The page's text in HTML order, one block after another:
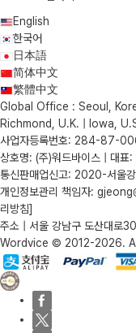
English
한국어
日本語
简体中文
繁體中文
Global Office : Seoul,
Richmond, U.K. | Iowa,
사업자등록번호: 284-87-
상호명: (주)워드바이스 | 대표:
통신판매업신고: 2020-서울
개인정보관리 책임자:
리방침]
주소 | 서울 강남구 도산대로
Wordvice © 2012-2026.